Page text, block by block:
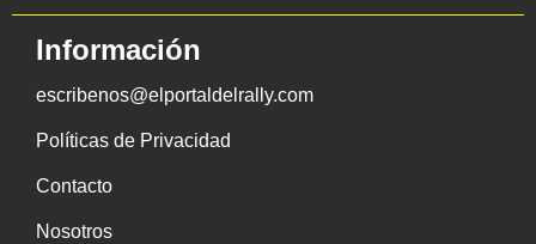
Información
escribenos@elportaldelrally.com
Políticas de Privacidad
Contacto
Nosotros